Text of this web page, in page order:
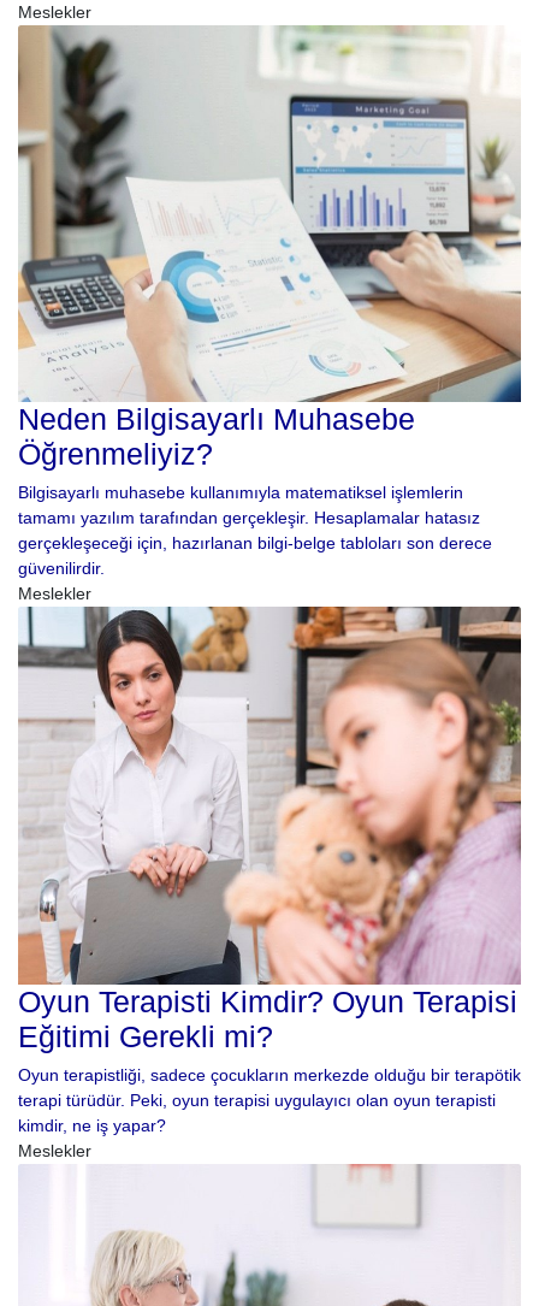
Meslekler
Neden Bilgisayarlı Muhasebe
Öğrenmeliyiz?
Bilgisayarlı muhasebe kullanımıyla matematiksel işlemlerin
tamamı yazılım tarafından gerçekleşir. Hesaplamalar hatasız
gerçekleşeceği için, hazırlanan bilgi-belge tabloları son derece
güvenilirdir.
Meslekler
Oyun Terapisti Kimdir? Oyun Terapisi
Eğitimi Gerekli mi?
Oyun terapistliği, sadece çocukların merkezde olduğu bir terapötik
terapi türüdür. Peki, oyun terapisi uygulayıcı olan oyun terapisti
kimdir, ne iş yapar?
Meslekler